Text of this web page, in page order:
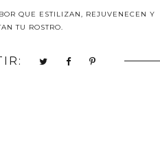
QUE ESTILIZAN, REJUVENECEN Y
TU ROSTRO.